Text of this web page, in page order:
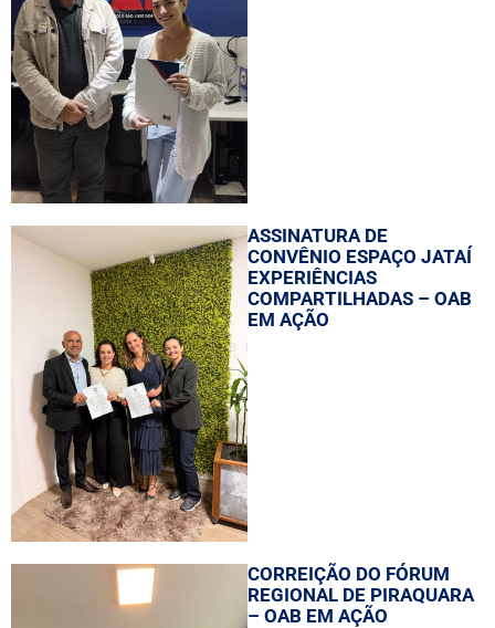
ASSINATURA DE
CONVÊNIO ESPAÇO JATAÍ
EXPERIÊNCIAS
COMPARTILHADAS – OAB
EM AÇÃO
CORREIÇÃO DO FÓRUM
REGIONAL DE PIRAQUARA
– OAB EM AÇÃO